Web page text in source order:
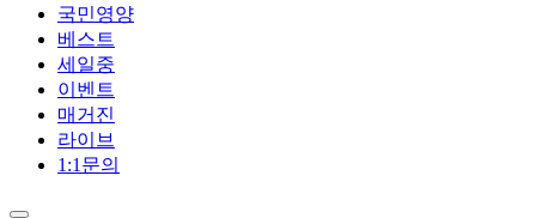
국민영양
베스트
세일중
이벤트
매거진
라이브
1:1문의